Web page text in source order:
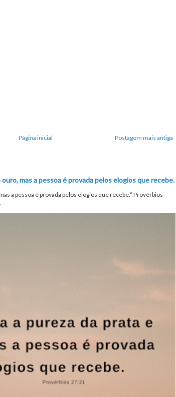
Postagem mais antiga
Página inicial
mas a pessoa é provada pelos elogios que recebe.
a pessoa é provada pelos elogios que recebe.” Provérbios